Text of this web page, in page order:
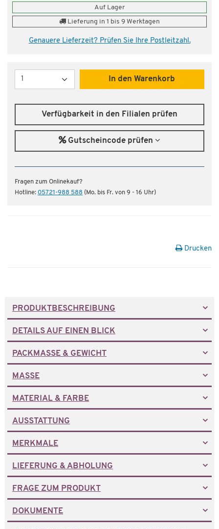
Auf Lager
Lieferung in 1 bis 9 Werktagen
Genauere Lieferzeit? Prüfen Sie Ihre Postleitzahl.
Menge
In den Warenkorb
Verfügbarkeit in den Filialen prüfen
Gutscheincode prüfen
Fragen zum Onlinekauf?
Hotline: 05721-988 588 (Mo. bis Fr. von 9 - 16 Uhr)
Drucken
PRODUKTBESCHREIBUNG
DETAILS AUF EINEN BLICK
PACKMASSE & GEWICHT
MASSE
MATERIAL & FARBE
AUSSTATTUNG
MERKMALE
LIEFERUNG & ABHOLUNG
FRAGE ZUM PRODUKT
DOKUMENTE